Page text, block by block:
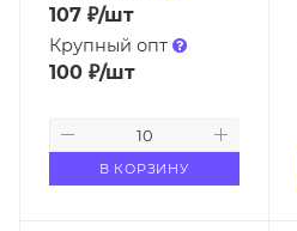
107 ₽/шт
Крупный опт
100 ₽/шт
В КОРЗИНУ